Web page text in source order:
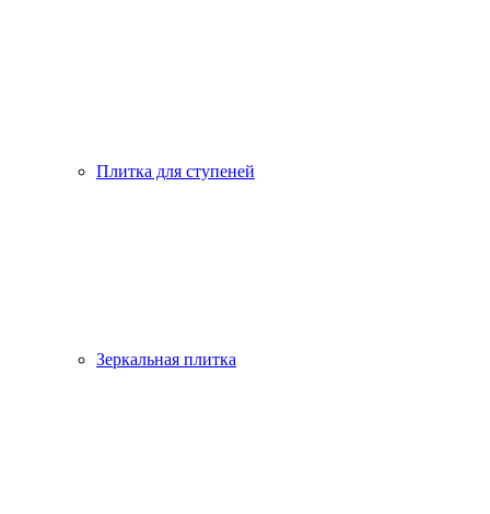
Плитка для ступеней
Зеркальная плитка